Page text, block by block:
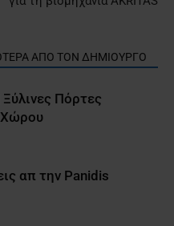
ΑΠΟ ΤΟΝ ΔΗΜΙΟΥΡΓΟ
Ξύλινες Πόρτες
Χώρου
απ την Panidis